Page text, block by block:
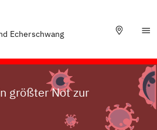
Echerschwang
größter Not zur